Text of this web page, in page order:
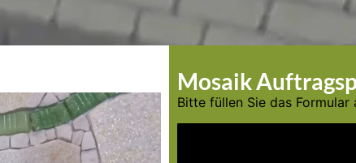
Mosaik
Bitte füllen Sie das